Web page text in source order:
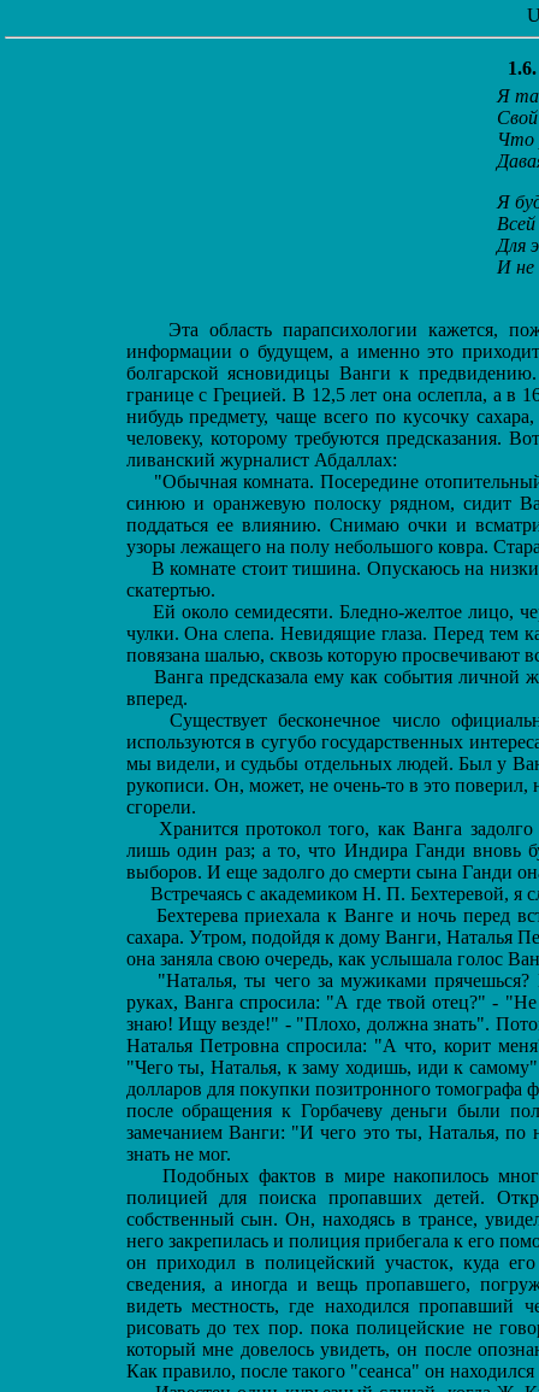
Я
Свой
Что
Я
Всей
Для
И не
Эта область парапсихологии кажется,
информации о будущем, а именно это
болгарской ясновидицы Ванги к
границе с Грецией. В 12,5 лет она ослепла, а в
нибудь предмету, чаще всего по кусочку
человеку, которому требуются предсказания.
ливанский журналист Абдаллах:
"Обычная комната. Посередине
синюю и оранжевую полоску рядном, сидит
поддаться ее влиянию. Снимаю очки и
узоры лежащего на полу небольшого ковра.
В комнате стоит тишина. Опускаюсь на
скатертью.
Ей около семидесяти. Бледно-желтое лицо,
чулки. Она слепа. Невидящие глаза. Перед тем
повязана шалью, сквозь которую просвечивают
Ванга предсказала ему как события личной
вперед.
Существует бесконечное число
используются в сугубо государственных
мы видели, и судьбы отдельных людей. Был у
рукописи. Он, может, не очень-то в это поверил,
сгорели.
Хранится протокол того, как Ванга
лишь один раз; а то, что Индира Ганди вновь
выборов. И еще задолго до смерти сына Ганди
Встречаясь с академиком Н. П. Бехтеревой, я
Бехтерева приехала к Ванге и ночь перед
сахара. Утром, подойдя к дому Ванги, Наталья
она заняла свою очередь, как услышала голос
"Наталья, ты чего за мужиками прячешься?
руках, Ванга спросила: "А где твой отец?" -
знаю! Ищу везде!" - "Плохо, должна знать".
Наталья Петровна спросила: "А что, корит
"Чего ты, Наталья, к заму ходишь, иди к
долларов для покупки позитронного
после обращения к Горбачеву деньги были
замечанием Ванги: "И чего это ты, Наталья,
знать не мог.
Подобных фактов в мире накопилось
полицией для поиска пропавших детей.
собственный сын. Он, находясь в трансе,
него закрепилась и полиция прибегала к его
он приходил в полицейский участок, куда
сведения, а иногда и вещь пропавшего,
видеть местность, где находился пропавший
рисовать до тех пор. пока полицейские не
который мне довелось увидеть, он после
Как правило, после такого "сеанса" он